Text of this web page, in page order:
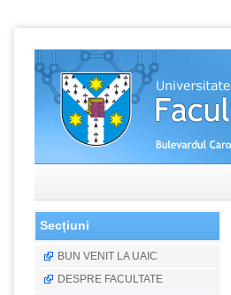
Secțiuni
BUN VENIT LA UAIC
DESPRE FACULTATE